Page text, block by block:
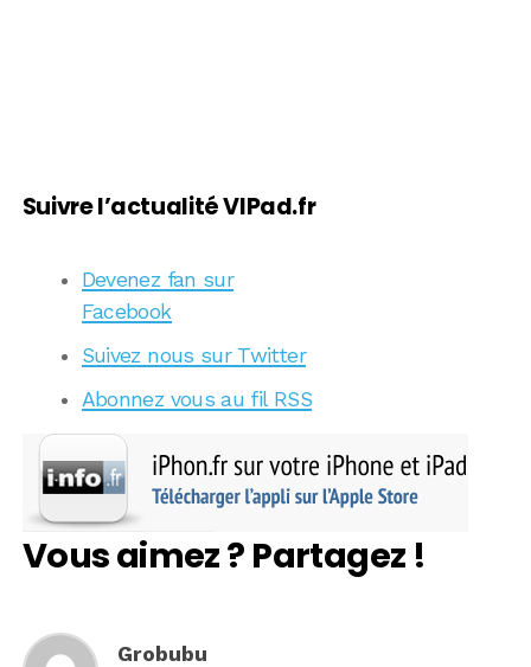
Suivre l’actualité VIPad.fr
Devenez fan sur
Facebook
Suivez nous sur Twitter
Abonnez vous au fil RSS
Vous aimez ? Partagez !
Grobubu